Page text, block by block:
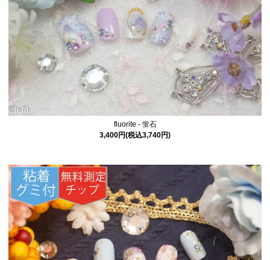
fluorite - 蛍石
3,400円(税込3,740円)